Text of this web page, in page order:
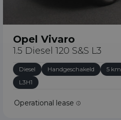
Opel Vivaro
1.5 Diesel 120 S&S L3
Diesel Handgeschakeld 5 km
L3H1
Operational lease